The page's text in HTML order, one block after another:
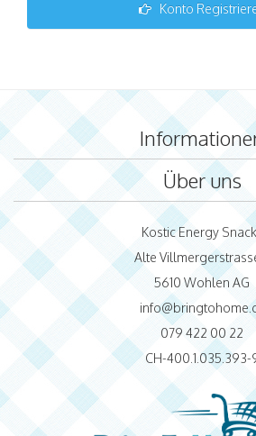
Konto
Über uns
Kostic Energy
Alte
5610 Wohlen AG
079 422 00 22
CH-400.1.035.393-